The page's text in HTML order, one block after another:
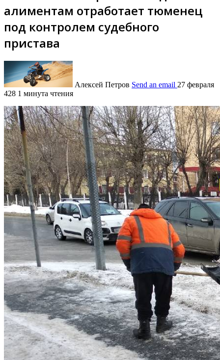
алиментам отработает тюменец
под контролем судебного
пристава
Алексей Петров Send an email 27 февраля
428 1 минута чтения